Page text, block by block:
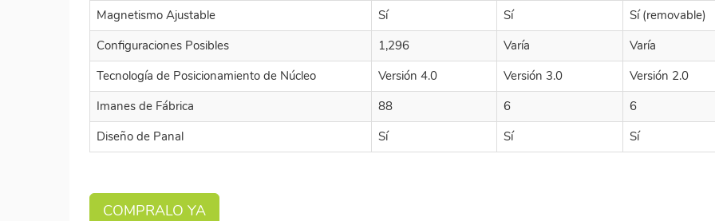
Magnetismo Ajustable
Sí Sí
Sí (removable)
Configuraciones Posibles
1,296 Varía
Varía
Tecnología de Posicionamiento de Núcleo
Versión 4.0 Versión 3.0
Versión 2.0
Imanes de Fábrica
88 6
6
Diseño de Panal
Sí Sí Sí
COMPRALO YA